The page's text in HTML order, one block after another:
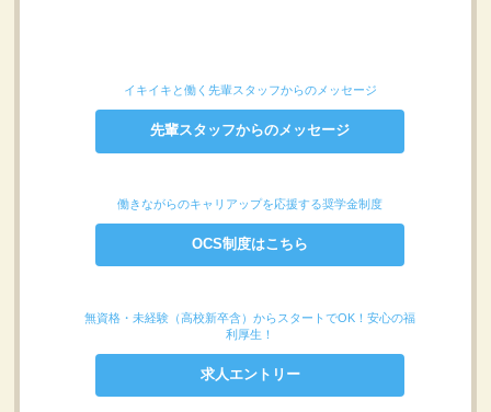
イキイキと働く先輩スタッフからのメッセージ
先輩スタッフからのメッセージ
働きながらのキャリアップを応援する奨学金制度
OCS制度はこちら
無資格・未経験（高校新卒含）からスタートでOK！安心の福
利厚生！
求人エントリー